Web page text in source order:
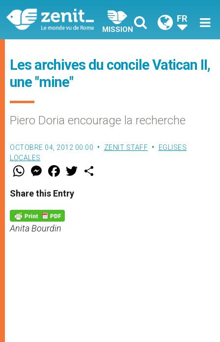
MISSION
FR
Les archives du concile Vatican II,
une "mine"
Piero Doria encourage la recherche
OCTOBRE 04, 2012 00:00 ZENIT STAFF
EGLISES
LOCALES
W
t
s
p
p
M
e
s
e
g
e
r
F
a
e
b
o
k
w
Share this Entry
Anita Bourdin